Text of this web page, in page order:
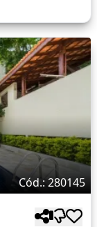
Cód.: 280145